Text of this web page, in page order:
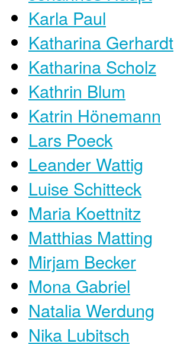
Karla Paul
Katharina Gerhardt
Katharina Scholz
Kathrin Blum
Katrin Hönemann
​Lars Poeck
Leander Wattig
Luise Schitteck
Maria Koettnitz
Matthias Matting
Mirjam Becker
Mona Gabriel
Natalia Werdung
Nika Lubitsch